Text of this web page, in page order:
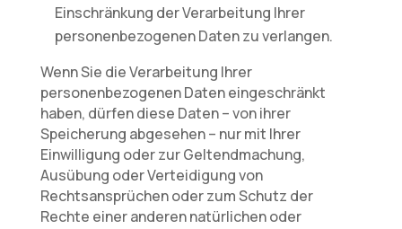
Einschränkung der Verarbeitung Ihrer
personenbezogenen Daten zu verlangen.
Wenn Sie die Verarbeitung Ihrer
personenbezogenen Daten eingeschränkt
haben, dürfen diese Daten – von ihrer
Speicherung abgesehen – nur mit Ihrer
Einwilligung oder zur Geltendmachung,
Ausübung oder Verteidigung von
Rechtsansprüchen oder zum Schutz der
Rechte einer anderen natürlichen oder